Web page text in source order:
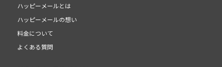
ハッピーメールとは
ハッピーメールの想い
料金について
よくある質問